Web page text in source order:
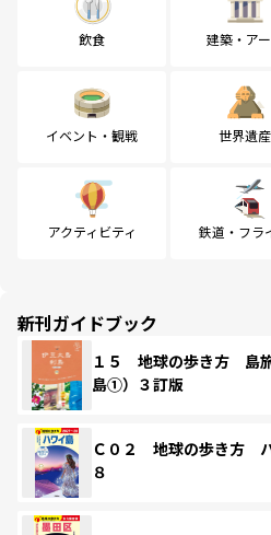
飲食 建築・ア
イベント・観戦 世界遺産
アクティビティ 鉄道・フラ
新刊ガイドブック
１５ 地球の歩き方 島
島①）３訂版
Ｃ０２ 地球の歩き方
８